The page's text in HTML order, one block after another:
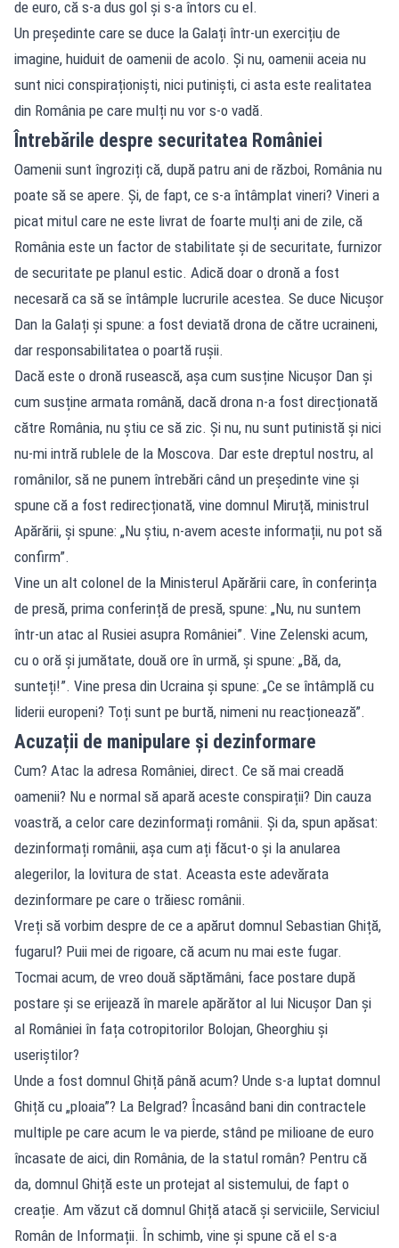
de euro, că s-a dus gol și s-a întors cu el.
Un președinte care se duce la Galați într-un exercițiu de
imagine, huiduit de oamenii de acolo. Și nu, oamenii aceia nu
sunt nici conspiraționiști, nici putiniști, ci asta este realitatea
din România pe care mulți nu vor s-o vadă.
Întrebările despre securitatea României
Oamenii sunt îngroziți că, după patru ani de război, România nu
poate să se apere. Și, de fapt, ce s-a întâmplat vineri? Vineri a
picat mitul care ne este livrat de foarte mulți ani de zile, că
România este un factor de stabilitate și de securitate, furnizor
de securitate pe planul estic. Adică doar o dronă a fost
necesară ca să se întâmple lucrurile acestea. Se duce Nicușor
Dan la Galați și spune: a fost deviată drona de către ucraineni,
dar responsabilitatea o poartă rușii.
Dacă este o dronă rusească, așa cum susține Nicușor Dan și
cum susține armata română, dacă drona n-a fost direcționată
către România, nu știu ce să zic. Și nu, nu sunt putinistă și nici
nu-mi intră rublele de la Moscova. Dar este dreptul nostru, al
românilor, să ne punem întrebări când un președinte vine și
spune că a fost redirecționată, vine domnul Miruță, ministrul
Apărării, și spune: „Nu știu, n-avem aceste informații, nu pot să
confirm”.
Vine un alt colonel de la Ministerul Apărării care, în conferința
de presă, prima conferință de presă, spune: „Nu, nu suntem
într-un atac al Rusiei asupra României”. Vine Zelenski acum,
cu o oră și jumătate, două ore în urmă, și spune: „Bă, da,
sunteți!”. Vine presa din Ucraina și spune: „Ce se întâmplă cu
liderii europeni? Toți sunt pe burtă, nimeni nu reacționează”.
Acuzații de manipulare și dezinformare
Cum? Atac la adresa României, direct. Ce să mai creadă
oamenii? Nu e normal să apară aceste conspirații? Din cauza
voastră, a celor care dezinformați românii. Și da, spun apăsat:
dezinformați românii, așa cum ați făcut-o și la anularea
alegerilor, la lovitura de stat. Aceasta este adevărata
dezinformare pe care o trăiesc românii.
Vreți să vorbim despre de ce a apărut domnul Sebastian Ghiță,
fugarul? Puii mei de rigoare, că acum nu mai este fugar.
Tocmai acum, de vreo două săptămâni, face postare după
postare și se erijează în marele apărător al lui Nicușor Dan și
al României în fața cotropitorilor Bolojan, Gheorghiu și
useriștilor?
Unde a fost domnul Ghiță până acum? Unde s-a luptat domnul
Ghiță cu „ploaia”? La Belgrad? Încasând bani din contractele
multiple pe care acum le va pierde, stând pe milioane de euro
încasate de aici, din România, de la statul român? Pentru că
da, domnul Ghiță este un protejat al sistemului, de fapt o
creație. Am văzut că domnul Ghiță atacă și serviciile, Serviciul
Român de Informații. În schimb, vine și spune că el s-a